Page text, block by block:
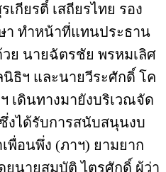
เกียรติ์ เสถียรไทย รอง
า ทำหน้าที่แทนประธาน
ย นายฉัตรชัย พรหมเลิศ
ธิฯ และนายวีระศักดิ์ โค
เดินทางมายังบริเวณจัด
งได้รับการสนับสนุนงบ
พื่อนพึ่ง (ภาฯ) ยามยาก
ยนายสมบัติ ไตรศักดิ์ ผู้ว่า